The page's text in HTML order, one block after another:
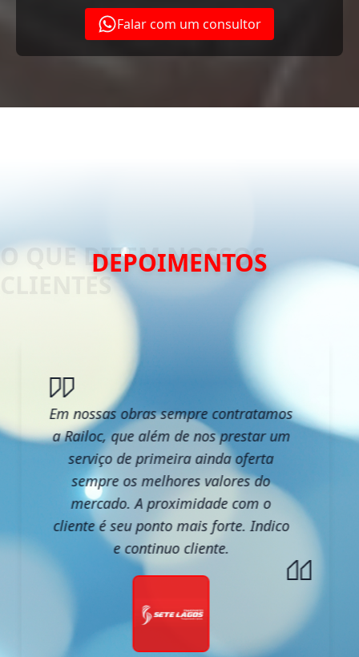
Falar com um consultor
DEPOIMENTOS
Em nossas obras sempre contratamos
a Railoc, que além de nos prestar um
serviço de primeira ainda oferta
sempre os melhores valores do
mercado. A proximidade com o
cliente é seu ponto mais forte. Indico
e continuo cliente.